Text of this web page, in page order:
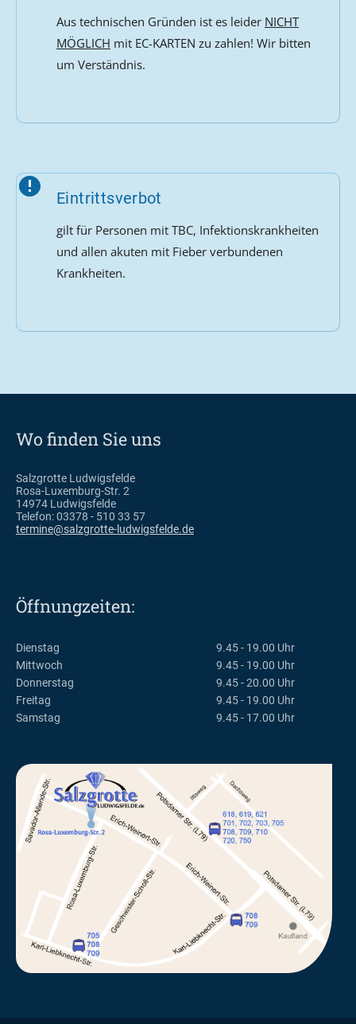
Aus technischen Gründen ist es leider NICHT
MÖGLICH mit EC-KARTEN zu zahlen! Wir bitten
um Verständnis.
Eintrittsverbot
gilt für Personen mit TBC, Infektionskrankheiten
und allen akuten mit Fieber verbundenen
Krankheiten.
Wo finden Sie uns
Salzgrotte Ludwigsfelde
Rosa-Luxemburg-Str. 2
14974 Ludwigsfelde
Telefon: 03378 - 510 33 57
termine@salzgrotte-ludwigsfelde.de
Öffnungzeiten:
Dienstag
9.45 - 19.00 Uhr
Mittwoch
9.45 - 19.00 Uhr
Donnerstag
9.45 - 20.00 Uhr
Freitag
9.45 - 19.00 Uhr
Samstag
9.45 - 17.00 Uhr